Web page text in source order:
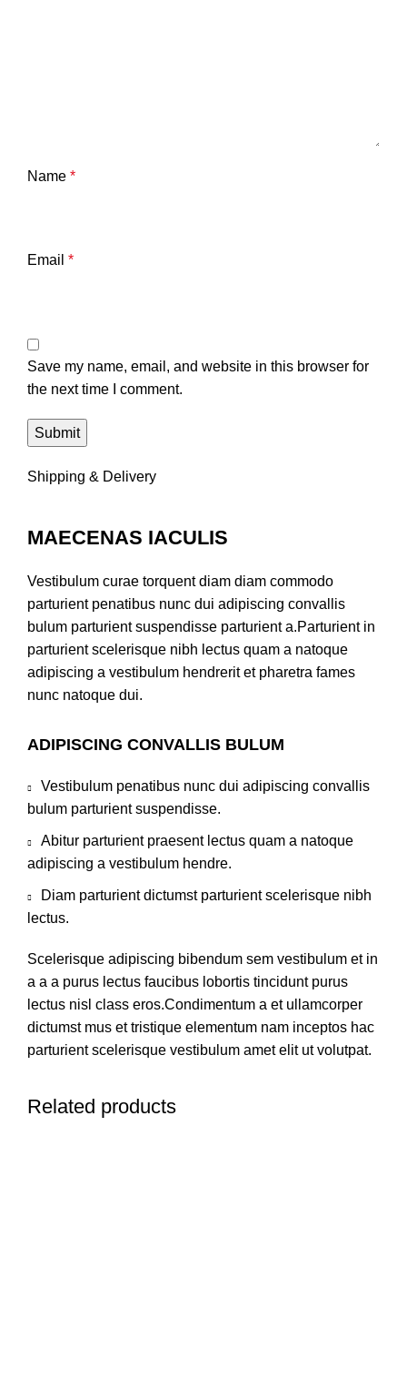
Name *
Email *
Save my name, email, and website in this browser for
the next time I comment.
Shipping & Delivery
MAECENAS IACULIS
Vestibulum curae torquent diam diam commodo
parturient penatibus nunc dui adipiscing convallis
bulum parturient suspendisse parturient a.Parturient in
parturient scelerisque nibh lectus quam a natoque
adipiscing a vestibulum hendrerit et pharetra fames
nunc natoque dui.
ADIPISCING CONVALLIS BULUM
Vestibulum penatibus nunc dui adipiscing convallis
bulum parturient suspendisse.
Abitur parturient praesent lectus quam a natoque
adipiscing a vestibulum hendre.
Diam parturient dictumst parturient scelerisque nibh
lectus.
Scelerisque adipiscing bibendum sem vestibulum et in
a a a purus lectus faucibus lobortis tincidunt purus
lectus nisl class eros.Condimentum a et ullamcorper
dictumst mus et tristique elementum nam inceptos hac
parturient scelerisque vestibulum amet elit ut volutpat.
Related products